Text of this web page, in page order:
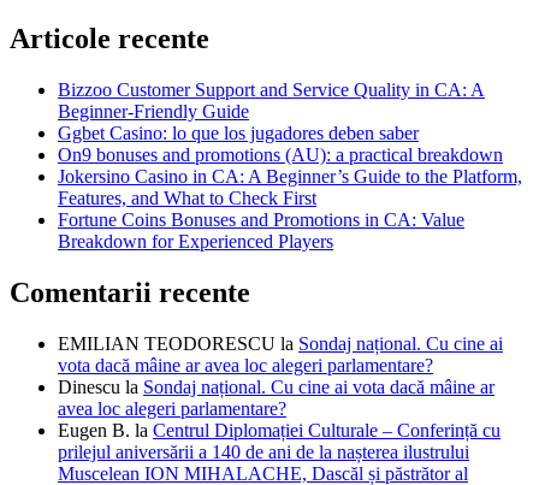
Articole recente
Bizzoo Customer Support and Service Quality in CA: A
Beginner-Friendly Guide
Ggbet Casino: lo que los jugadores deben saber
On9 bonuses and promotions (AU): a practical breakdown
Jokersino Casino in CA: A Beginner’s Guide to the Platform,
Features, and What to Check First
Fortune Coins Bonuses and Promotions in CA: Value
Breakdown for Experienced Players
Comentarii recente
EMILIAN TEODORESCU la Sondaj național. Cu cine ai
vota dacă mâine ar avea loc alegeri parlamentare?
Dinescu la Sondaj național. Cu cine ai vota dacă mâine ar
avea loc alegeri parlamentare?
Eugen B. la Centrul Diplomației Culturale – Conferință cu
prilejul aniversării a 140 de ani de la nașterea ilustrului
Muscelean ION MIHALACHE, Dascăl și păstrător al